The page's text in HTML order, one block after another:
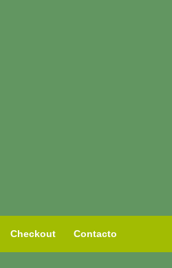
Checkout Contacto